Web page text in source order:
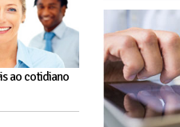
ao cotidiano